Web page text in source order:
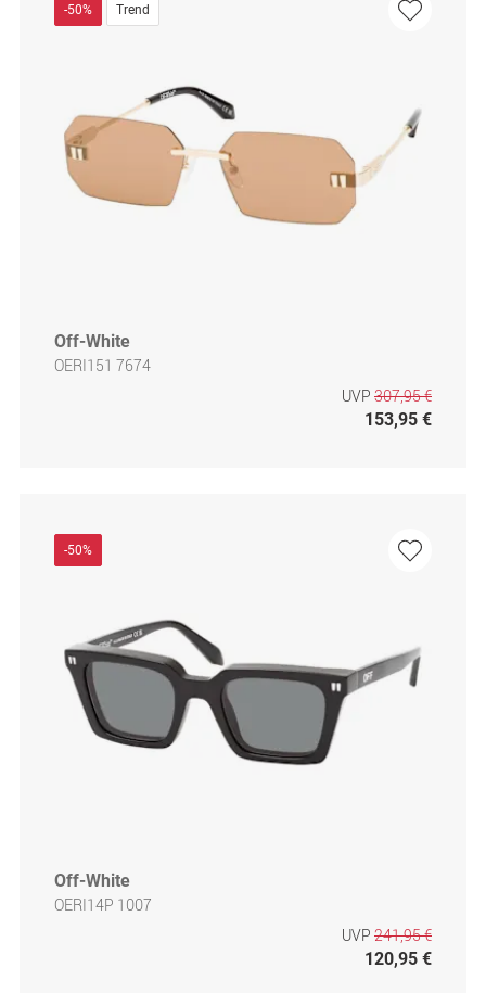
-50% Trend
Off-White
OERI151 7674
UVP 307,95 €
153,95 €
-50%
Off-White
OERI14P 1007
UVP 241,95 €
120,95 €